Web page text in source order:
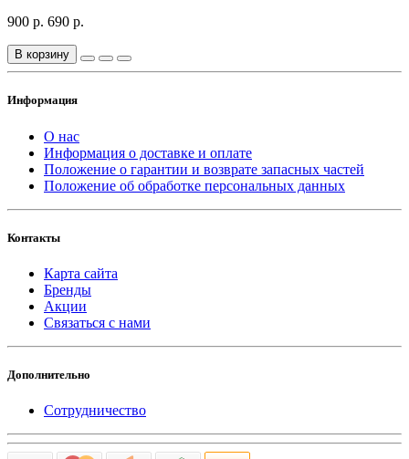
900 р. 690 р.
В корзину
Информация
О нас
Информация о доставке и оплате
Положение о гарантии и возврате запасных частей
Положение об обработке персональных данных
Контакты
Карта сайта
Бренды
Акции
Связаться с нами
Дополнительно
Сотрудничество